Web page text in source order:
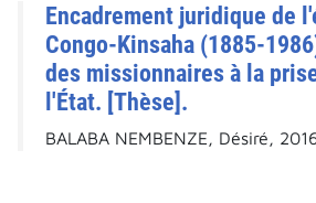
Encadrement juridique de
Congo-Kinsaha (1885-
des missionnaires à la
l'État. [Thèse].
BALABA NEMBENZE, Désiré,